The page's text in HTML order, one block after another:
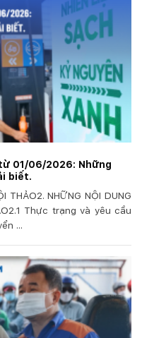
01/06/2026: Những
biết.
THẢO2. NHỮNG NỘI DUNG
Thực trạng và yêu cầu
...